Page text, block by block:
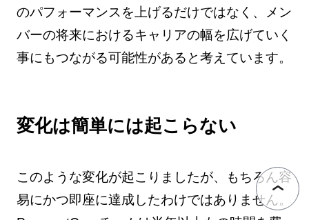
のパフォーマンスを上げるだけではなく、メン
バーの将来におけるキャリアの幅を広げていく
事にもつながる可能性があると考えています。
変化は簡単には起こらない
このような変化が起こりましたが、もちろん容
易にかつ即座に達成したわけではありません。